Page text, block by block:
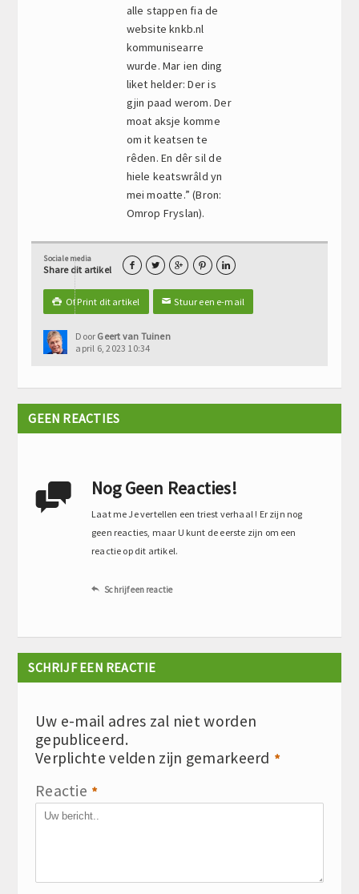
alle stappen fia de
website knkb.nl
kommunisearre
wurde. Mar ien ding
liket helder: Der is
gjin paad werom. Der
moat aksje komme
om it keatsen te
rêden. En dêr sil de
hiele keatswrâld yn
mei moatte.” (Bron:
Omrop Fryslan).
Sociale media
Share dit artikel     
 Of Print dit artikel ✉Stuur een e-mail
Door Geert van Tuinen
april 6, 2023 10:34
GEEN REACTIES
 Nog Geen Reacties!
Laat me Je vertellen een triest verhaal ! Er zijn nog
geen reacties, maar U kunt de eerste zijn om een
reactie op dit artikel.
 Schrijf een reactie
SCHRIJF EEN REACTIE
Uw e-mail adres zal niet worden
gepubliceerd.
Verplichte velden zijn gemarkeerd *
Reactie *